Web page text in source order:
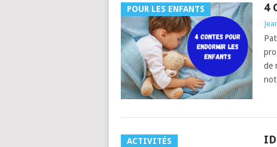
POUR LES ENFANTS 4
de
ACTIVITÉS